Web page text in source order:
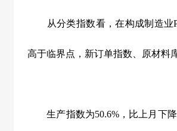
从分类指数看，在构成制造业
高于临界点，新订单指数、原材料
生产指数为50.6%，比上月下降